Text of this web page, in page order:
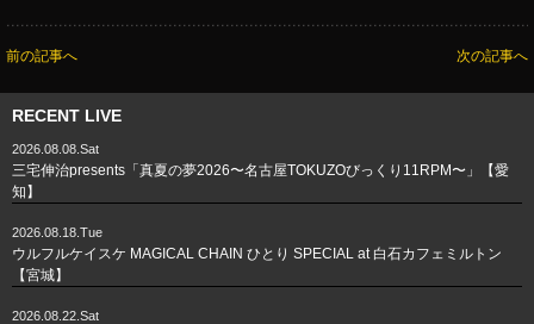
前の記事へ 次の記事へ
RECENT LIVE
2026.08.08.Sat
三宅伸治presents「真夏の夢2026〜名古屋TOKUZOびっくり11RPM〜」【愛
知】
2026.08.18.Tue
ウルフルケイスケ MAGICAL CHAIN ひとり SPECIAL at 白石カフェミルトン
【宮城】
2026.08.22.Sat